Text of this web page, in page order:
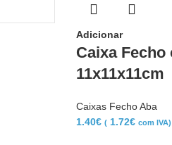
Adicionar
Caixa Fecho
11x11x11cm
Caixas Fecho Aba
1.40€ ( 1.72€ com IVA)